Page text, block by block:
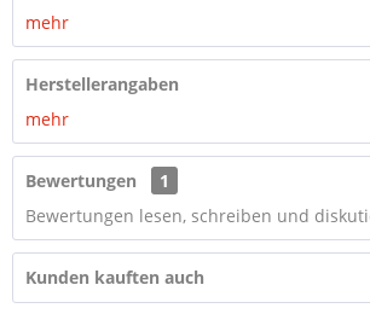
mehr
Herstellerangaben
mehr
Bewertungen
1
Bewertungen lesen, schreiben und
Kunden kauften auch